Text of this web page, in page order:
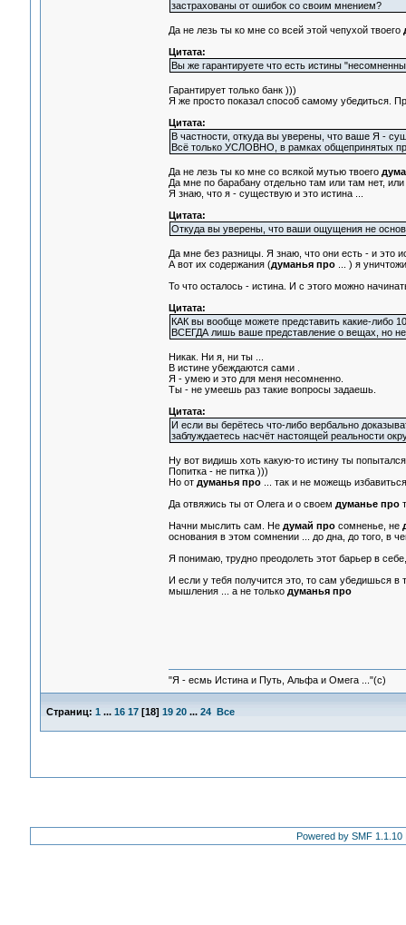
застрахованы от ошибок со своим мнением?
Да не лезь ты ко мне со всей этой чепухой твоего
Цитата:
Вы же гарантируете что есть истины
Гарантирует только банк )))
Я же просто показал способ самому убедиться.
Цитата:
В частности, откуда вы уверены, что ваше Я -
Всё только УСЛОВНО, в рамках общепринятых
Да не лезь ты ко мне со всякой мутью твоего
Да мне по барабану отдельно там или там нет,
Я знаю, что я - существую и это истина ...
Цитата:
Откуда вы уверены, что ваши ощущения не
Да мне без разницы. Я знаю, что они есть - и это
А вот их содержания (думанья про... ) я
То что осталось - истина. И с этого можно
Цитата:
КАК вы вообще можете представить какие-либо
ВСЕГДА лишь ваше представление о вещах, но
Никак. Ни я, ни ты ...
В истине убеждаются сами .
Я - умею и это для меня несомненно.
Ты - не умеешь раз такие вопросы задаешь.
Цитата:
И если вы берётесь что-либо вербально
заблуждаетесь насчёт настоящей реальности
Ну вот видишь хоть какую-то истину ты
Попитка - не питка )))
Но от думанья про... так и не можещь
Да отвяжись ты от Олега и о своем думанье про
Начни мыслить сам. Не думай просомненье, не
основания в этом сомнении ... до дна, до того, в
Я понимаю, трудно преодолеть этот барьер в
И если у тебя получится это, то сам убедишься в
мышления ... а не только думанья про
"Я - есмь Истина и Путь, Альфа и Омега ..."(с)
Страниц: 1 ... 16 17[18] 19 20 ... 24 Все
Powered by SMF 1.1.10